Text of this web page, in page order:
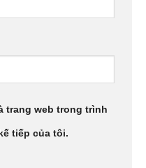
trang web trong trình
tiếp của tôi.